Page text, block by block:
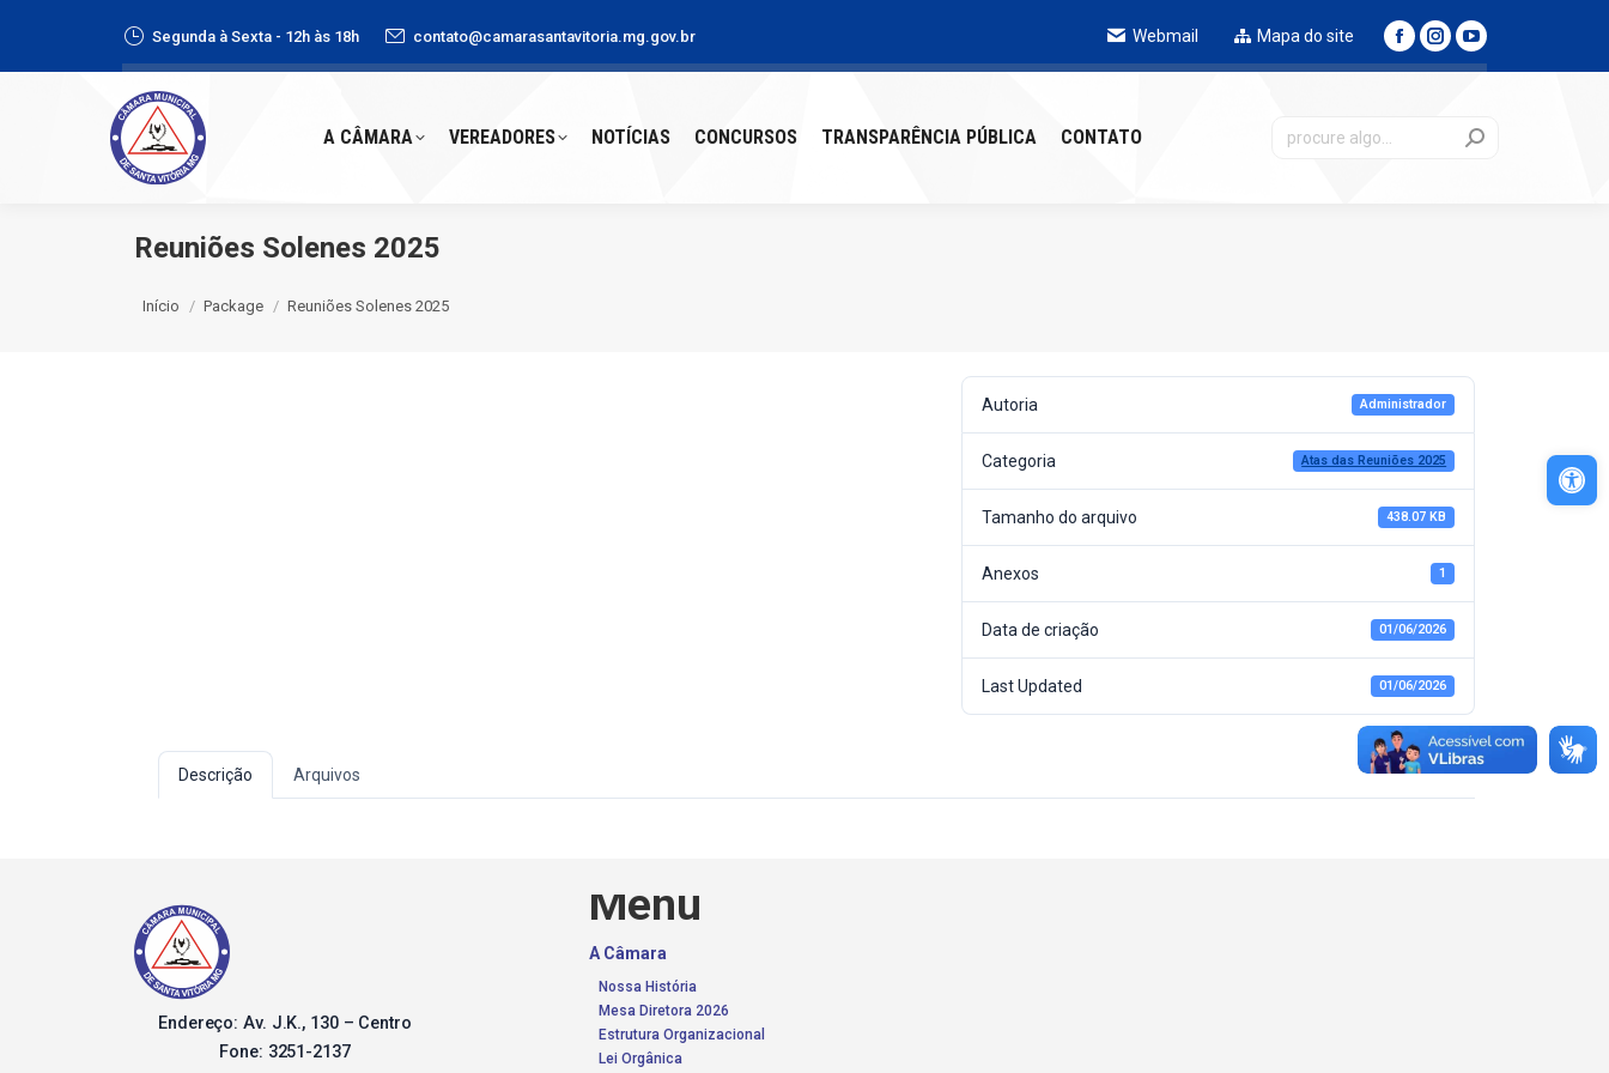
Segunda à Sexta - 12h às 18h contato@camarasantavitoria.mg.gov.br Webmail Mapa do site
A CÂMARA VEREADORES NOTÍCIAS CONCURSOS TRANSPARÊNCIA PÚBLICA CONTATO
Reuniões Solenes 2025
Início Package Reuniões Solenes 2025
Autoria Administrador
Categoria Atas das Reuniões 2025
Tamanho do arquivo 438.07 KB
Anexos 1
Data de criação 01/06/2026
Last Updated 01/06/2026
Descrição Arquivos
Endereço: Av. J.K., 130 – Centro
Fone: 3251-2137
Menu
A Câmara
Nossa História
Mesa Diretora 2026
Estrutura Organizacional
Lei Orgânica
A CÂMARA VEREADORES NOTÍCIAS CONCURSOS CONTATO